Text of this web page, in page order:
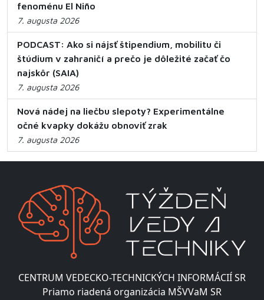
fenoménu El Niño
7. augusta 2026
PODCAST: Ako si nájsť štipendium, mobilitu či
štúdium v zahraničí a prečo je dôležité začať čo
najskôr (SAIA)
7. augusta 2026
Nová nádej na liečbu slepoty? Experimentálne
očné kvapky dokážu obnoviť zrak
7. augusta 2026
CENTRUM VEDECKO-TECHNICKÝCH INFORMÁCIÍ SR
Priamo riadená organizácia MŠVVaM SR